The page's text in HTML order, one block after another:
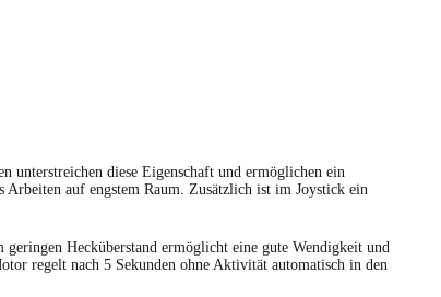
unterstreichen diese Eigenschaft und ermöglichen ein
auf engstem Raum. Zusätzlich ist im Joystick ein
Hecküberstand ermöglicht eine gute Wendigkeit und
regelt nach 5 Sekunden ohne Aktivität automatisch in den